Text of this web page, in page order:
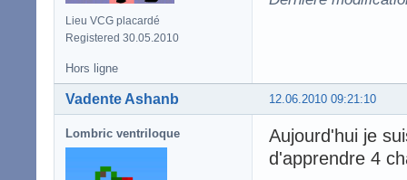
Lieu VCG placardé
Registered 30.05.2010
Hors ligne
12.06.2010 09:21:10
Vadente Ashanb
Lombric ventriloque
Aujourd'hui je
d'apprendre 4